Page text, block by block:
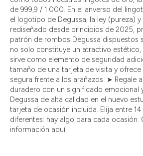
de 999,9 / 1.000. En el anverso del
el logotipo de Degussa, la ley (pureza) y
rediseñado desde principios de 2025,
patrón de rombos Degussa dispuestos
no solo constituye un atractivo
sirve como elemento de seguridad
tamaño de una tarjeta de visita y
segura frente a los arañazos. ➤ Regale
duradero con un significado emocional
Degussa de alta calidad en el nuevo
tarjeta de ocasión incluida. Elija entre
diferentes: hay algo para cada ocasión.
información aquí.